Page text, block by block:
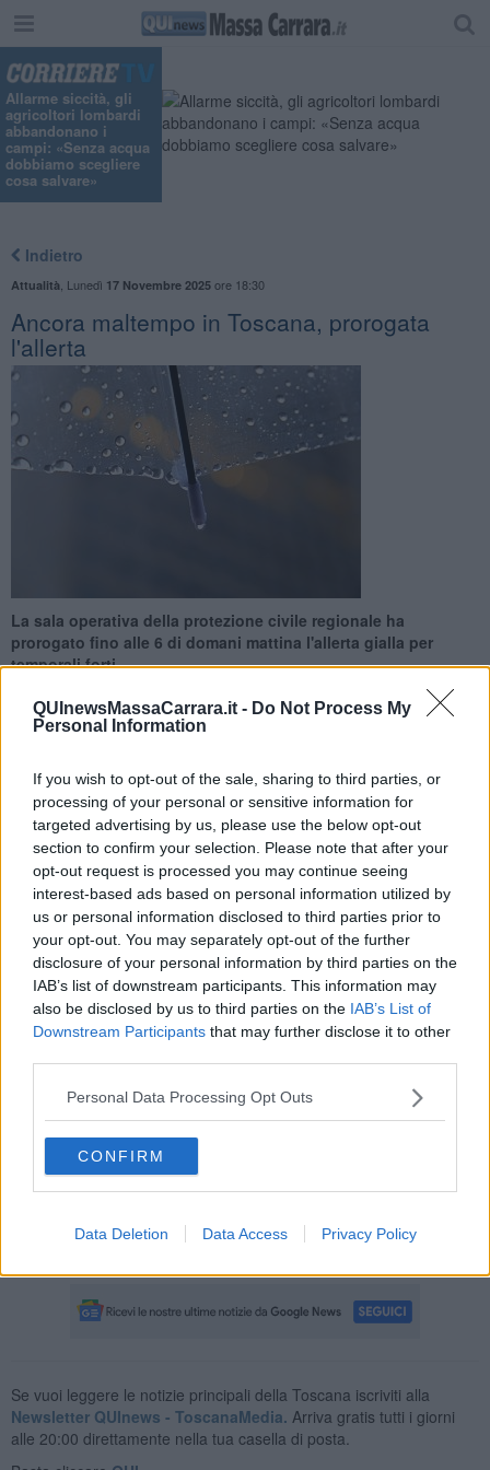
QUInewsMassaCarrara.it - Do Not Process My
Personal Information
If you wish to opt-out of the sale, sharing to third parties, or
processing of your personal or sensitive information for
targeted advertising by us, please use the below opt-out
section to confirm your selection. Please note that after your
opt-out request is processed you may continue seeing
interest-based ads based on personal information utilized by
us or personal information disclosed to third parties prior to
your opt-out. You may separately opt-out of the further
disclosure of your personal information by third parties on the
IAB’s list of downstream participants. This information may
also be disclosed by us to third parties on the IAB’s List of
Downstream Participants that may further disclose it to other
Personal Data Processing Opt Outs
CONFIRM
Data Deletion Data Access Privacy Policy
Allarme siccità, gli
agricoltori lombardi
abbandonano i
campi: «Senza acqua
dobbiamo scegliere
cosa salvare»
Indietro
Attualità Lunedì 17 Novembre 2025ore 18:30
Ancora maltempo in Toscana, prorogata
l'allerta
La sala operativa della protezione civile regionale ha
prorogato fino alle 6 di domani mattina l'allerta gialla per
temporali forti
TOSCANA — Ancora maltempo in Toscana. La sala operativa della
protezione civile regionale ha prorogato fino alle 6 di domani
mattina l'allerta gialla per rischio idrogeologico e temporali forti sulle
aree nord-occidentali.
Tra il pomeriggio di oggi e le prime ore notturne di domani sono
infatti attese precipitazioni sparse in particolare sulle province di
Massa Carrara, Lucca, Pistoia, Prato e l'alta provincia di Pisa
dove saranno possibili temporali localmente forti. Sull’Appennino,
oltre i 1200 metri, potranno verificarsi deboli nevicate.
Nella giornata di oggi sono in vigore anche un'allerta gialla per
mareggiate sulla costa centro-settentrionale e l'arcipelago, e un
sulla costa centro-settentrionale, l'arcipelago, l'Alto Mugello e la
Valtiberina.
con un codice giallo che dalle 8 alle 20 interesserà Valdarno, area
Se vuoi leggere le notizie principali della Toscana iscriviti alla
Newsletter QUInews - ToscanaMedia. Arriva gratis tutti i giorni
alle 20:00 direttamente nella tua casella di posta.